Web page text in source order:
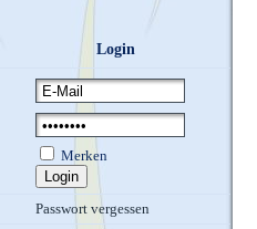
Login
Merken
Passwort vergessen